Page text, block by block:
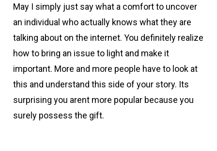
May I simply just say what a comfort to uncover
an individual who actually knows what they are
talking about on the internet. You definitely realize
how to bring an issue to light and make it
important. More and more people have to look at
this and understand this side of your story. Its
surprising you arent more popular because you
surely possess the gift.